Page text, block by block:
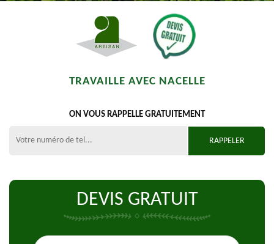
TRAVAILLE AVEC NACELLE
ON VOUS RAPPELLE GRATUITEMENT
DEVIS GRATUIT